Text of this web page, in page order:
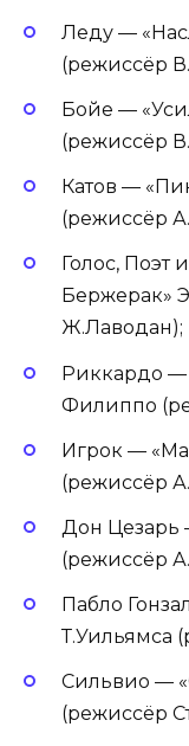
Леду —
(режиссёр
Бойе —
(режиссёр
Катов —
(режиссёр
Голос,
Бержерак»
Ж.Лаводан);
Риккардо —
Филиппо
Игрок —
(режиссёр
Дон Цезарь
(режиссёр
Пабло
Т.Уильямса
Сильвио —
(режиссёр